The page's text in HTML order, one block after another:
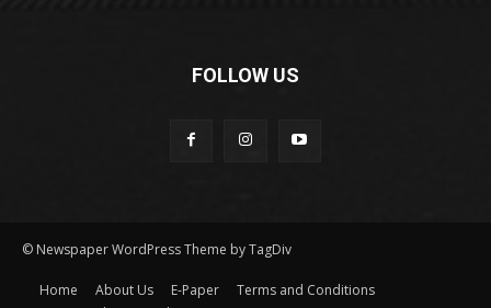
FOLLOW US
© Newspaper WordPress Theme by TagDiv
Home About Us E-Paper
Terms and Conditions